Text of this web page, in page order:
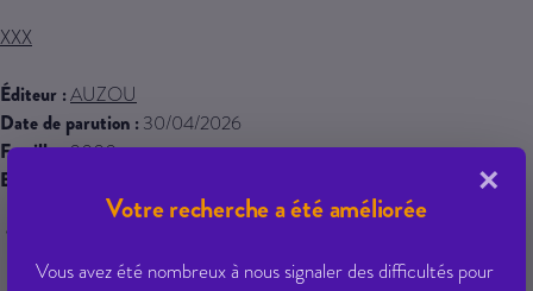
Votre recherche a été améliorée
Vous avez été nombreux à nous signaler des difficultés pour
×
XXX
Éditeur :AUZOU
Date de parution : 30/04/2026
Famille :0000
EAN 13 :
159,17 € PPTTC